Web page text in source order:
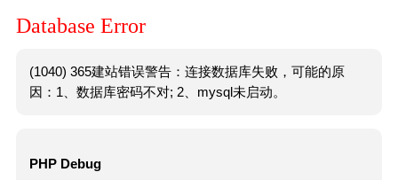
Database Error
(1040) 365建站错误警告：连接数据库失败，可能的原
因：1、数据库密码不对; 2、mysql未启动。
PHP Debug